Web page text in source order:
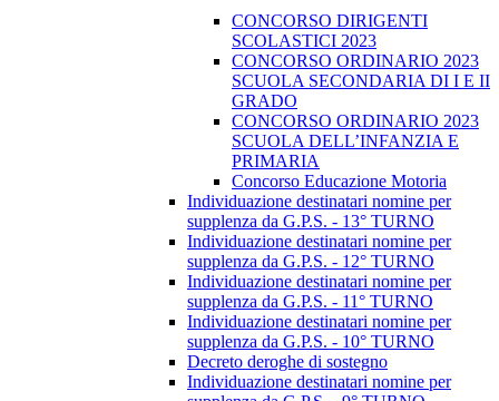
CONCORSO DIRIGENTI
SCOLASTICI 2023
CONCORSO ORDINARIO 2023
SCUOLA SECONDARIA DI I E II
GRADO
CONCORSO ORDINARIO 2023
SCUOLA DELL’INFANZIA E
PRIMARIA
Concorso Educazione Motoria
Individuazione destinatari nomine per
supplenza da G.P.S. - 13° TURNO
Individuazione destinatari nomine per
supplenza da G.P.S. - 12° TURNO
Individuazione destinatari nomine per
supplenza da G.P.S. - 11° TURNO
Individuazione destinatari nomine per
supplenza da G.P.S. - 10° TURNO
Decreto deroghe di sostegno
Individuazione destinatari nomine per